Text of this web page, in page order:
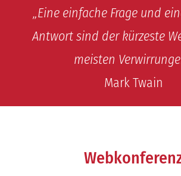
„Eine einfache Frage und
Antwort sind der kürzeste
meisten
Mark Twain